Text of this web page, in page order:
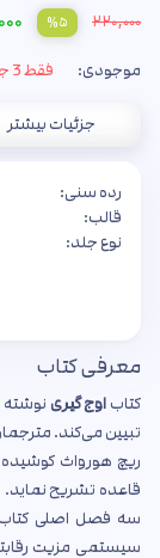
۲۲۰,۰۰۰ %۵
موجودی: فقط 3 جلد
جزئیات بیشتر
رده سنی:
قالب:
نوع جلد:
معرفی کتاب
کتاب اوج گیری نوشته
تبیین می‌کند.
ریچ هورواث کوشیده
قاعده تشریح نماید.
سه فصل اصلی کتاب
سیستمی مزیت